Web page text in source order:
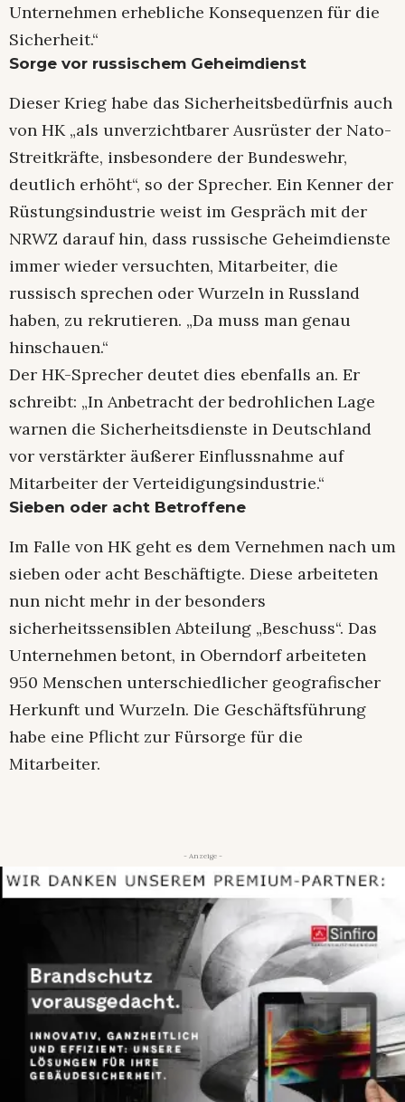
Unternehmen erhebliche Konsequenzen für die
Sicherheit.“
Sorge vor russischem Geheimdienst
Dieser Krieg habe das Sicherheitsbedürfnis auch
von HK „als unverzichtbarer Ausrüster der Nato-
Streitkräfte, insbesondere der Bundeswehr,
deutlich erhöht“, so der Sprecher. Ein Kenner der
Rüstungsindustrie weist im Gespräch mit der
NRWZ darauf hin, dass russische Geheimdienste
immer wieder versuchten, Mitarbeiter, die
russisch sprechen oder Wurzeln in Russland
haben, zu rekrutieren. „Da muss man genau
hinschauen.“
Der HK-Sprecher deutet dies ebenfalls an. Er
schreibt: „In Anbetracht der bedrohlichen Lage
warnen die Sicherheitsdienste in Deutschland
vor verstärkter äußerer Einflussnahme auf
Mitarbeiter der Verteidigungsindustrie.“
Sieben oder acht Betroffene
Im Falle von HK geht es dem Vernehmen nach um
sieben oder acht Beschäftigte. Diese arbeiteten
nun nicht mehr in der besonders
sicherheitssensiblen Abteilung „Beschuss“. Das
Unternehmen betont, in Oberndorf arbeiteten
950 Menschen unterschiedlicher geografischer
Herkunft und Wurzeln. Die Geschäftsführung
habe eine Pflicht zur Fürsorge für die
Mitarbeiter.
- Anzeige -